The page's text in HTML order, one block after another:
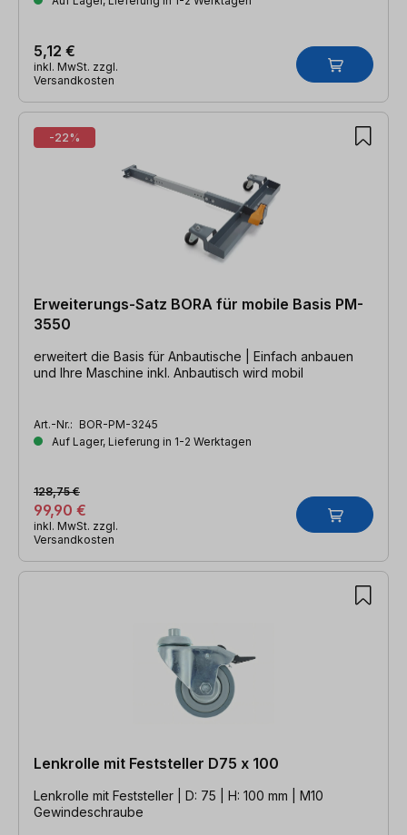
5,12 €
inkl. MwSt. zzgl.
Versandkosten
-22%
Erweiterungs-Satz BORA für mobile Basis PM-
3550
erweitert die Basis für Anbautische | Einfach anbauen
und Ihre Maschine inkl. Anbautisch wird mobil
Art.-Nr.: BOR-PM-3245
Auf Lager, Lieferung in 1-2 Werktagen
99,90 €
128,75 €
inkl. MwSt. zzgl.
Versandkosten
Lenkrolle mit Feststeller D75 x 100
Lenkrolle mit Feststeller | D: 75 | H: 100 mm | M10
Gewindeschraube